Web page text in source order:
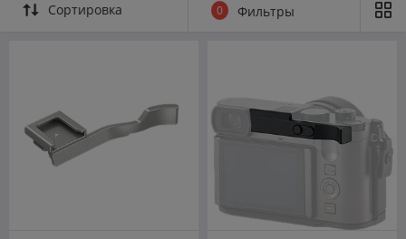
Сортировка 0 Фильтры